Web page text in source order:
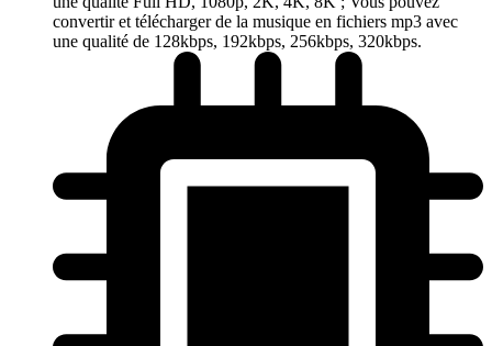
convertir et télécharger de la musique en fichiers mp3 avec
une qualité de 128kbps, 192kbps, 256kbps, 320kbps.